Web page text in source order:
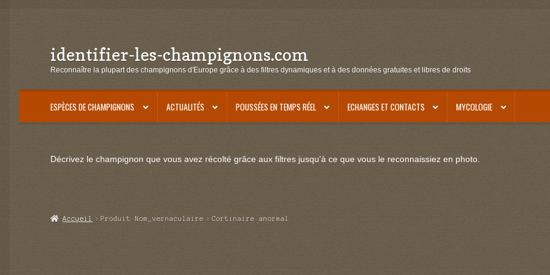
Aller
à
navigation
Aller
au
identifier-les-champignons.com
Reconnaître la plupart des champignons d'Europe grâce à des filtres dynamiques et à des données gratuites et libres de droits
ESPÈCES DE CHAMPIGNONS ACTUALITÉS POUSSÉES EN TEMPS RÉEL ECHANGES ET CONTACTS MYCOLOGIE
Décrivez le champignon que vous avez récolté grâce aux filtres jusqu'à ce que vous le reconnaissiez en photo.
Accueil Produit Nom_vernaculaire Cortinaire anormal